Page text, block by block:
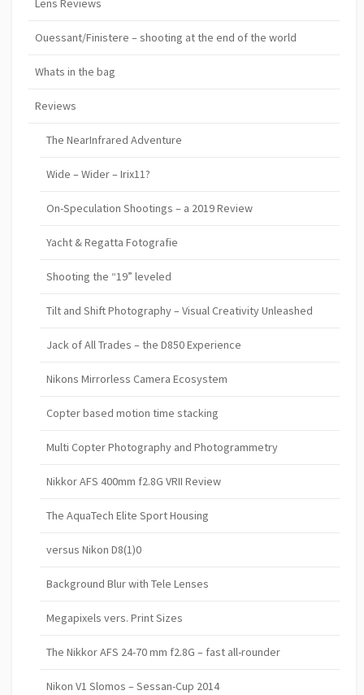
Lens Reviews
Ouessant/Finistere – shooting at the end of the world
Whats in the bag
Reviews
The NearInfrared Adventure
Wide – Wider – Irix11?
On-Speculation Shootings – a 2019 Review
Yacht & Regatta Fotografie
Shooting the “19” leveled
Tilt and Shift Photography – Visual Creativity Unleashed
Jack of All Trades – the D850 Experience
Nikons Mirrorless Camera Ecosystem
Copter based motion time stacking
Multi Copter Photography and Photogrammetry
Nikkor AFS 400mm f2.8G VRII Review
The AquaTech Elite Sport Housing
versus Nikon D8(1)0
Background Blur with Tele Lenses
Megapixels vers. Print Sizes
The Nikkor AFS 24-70 mm f2.8G – fast all-rounder
Nikon V1 Slomos – Sessan-Cup 2014